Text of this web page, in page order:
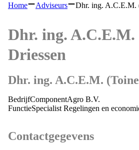
Home Adviseurs Dhr. ing. A.C.E.M.
Dhr. ing. A.C.E.M.
Driessen
Dhr. ing. A.C.E.M.
BedrijfComponentAgro B.V.
FunctieSpecialist Regelingen en
Contactgegevens